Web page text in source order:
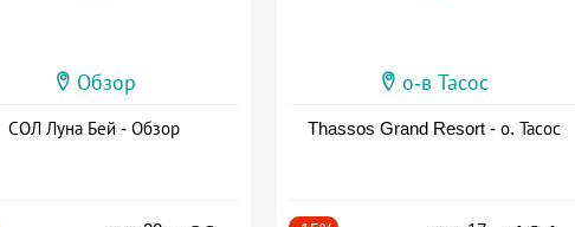
Обзор
СОЛ Луна Бей - Обзор
о-в Тасос
Thassos Grand Resort - о. Тасос